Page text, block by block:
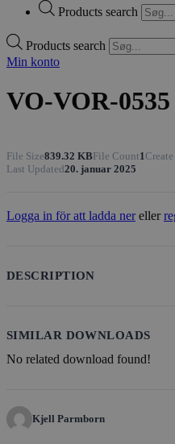
Products search
Products search
Min konto
VO-VOR-
File Size839.32 KBFile Count1
Last Updated20. januar 2025
Logga in för att ladda nereller
DESCRIPTION
SIMILAR DOWNLOADS
No related download found!
Kjell Parmborn